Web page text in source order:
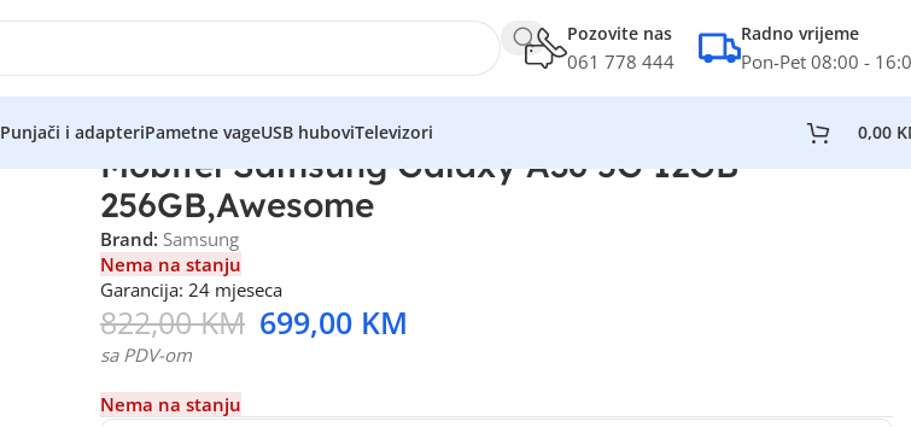
Pozovite nas
061 778 444
Radno vrijeme
Pon-Pet 08:00 -
Punjači i adapteriPametne vageUSB huboviTelevizori 0,00
Mobitel Samsung Galaxy A36 5G 12GB
256GB,Awesome
Brand: Samsung
Nema na stanju
Garancija: 24 mjeseca
822,00KM 699,00 KM
sa PDV-om
Nema na stanju